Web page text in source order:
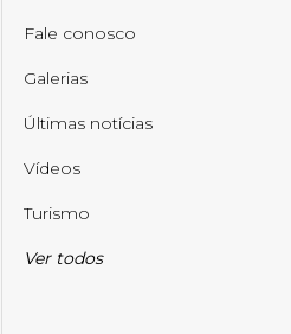
Fale conosco
Galerias
Últimas notícias
Vídeos
Turismo
Ver todos